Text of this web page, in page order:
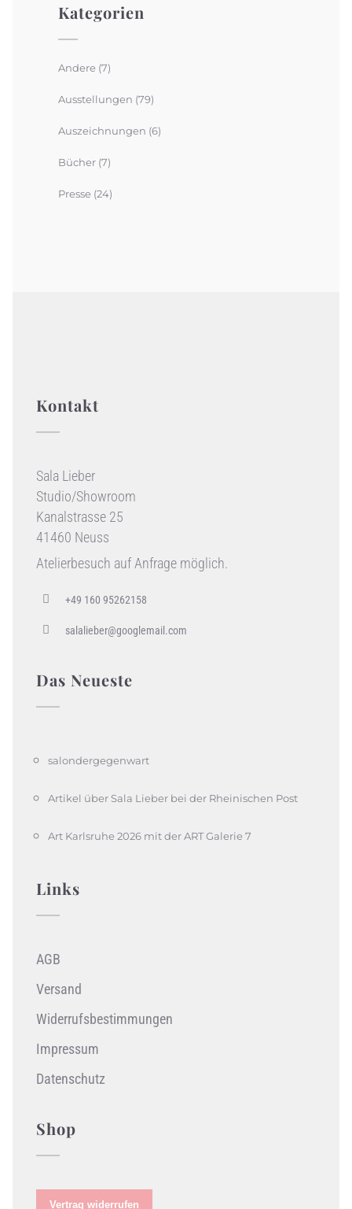
Kategorien
Andere (7)
Ausstellungen (79)
Auszeichnungen (6)
Bücher (7)
Presse (24)
Kontakt
Sala Lieber
Studio/Showroom
Kanalstrasse 25
41460 Neuss
Atelierbesuch auf Anfrage möglich.
+49 160 95262158
salalieber@googlemail.com
Das Neueste
salondergegenwart
Artikel über Sala Lieber bei der Rheinischen Post
Art Karlsruhe 2026 mit der ART Galerie 7
Links
AGB
Versand
Widerrufsbestimmungen
Impressum
Datenschutz
Shop
Vertrag widerrufen